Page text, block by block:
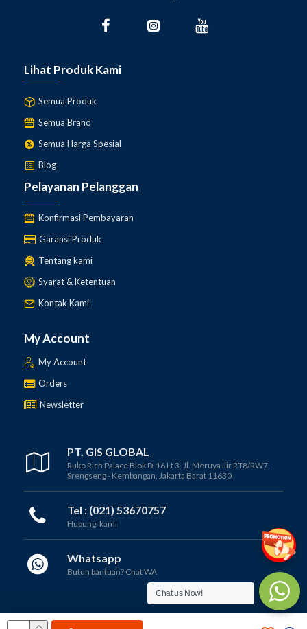
Lihat Produk Kami
Semua Produk
Semua Brand
Semua Harga Spesial
Blog
Pelayanan Pelanggan
Konfirmasi Pembayaran
Garansi Produk
Tentang kami
Syarat & Ketentuan
Kontak Kami
My Account
My Account
Orders
Newsletter
PT. GIS GLOBAL
Ruko Rich Palace Blok D-16 Lt 3, Jl. Meruya Ilir RT8/RW7,
Srengseng - Kembangan, Jakarta Barat 11630
Tel : (021) 53670757
Hubungi kami
Whatsapp
Butuh bantuan? Chat WA
Chat us Now!